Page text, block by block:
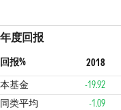
年度回报
回报% 2018
本基金
-19.92
同类平均
-1.09